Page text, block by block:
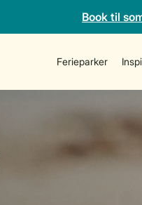
Book til
Ferieparker